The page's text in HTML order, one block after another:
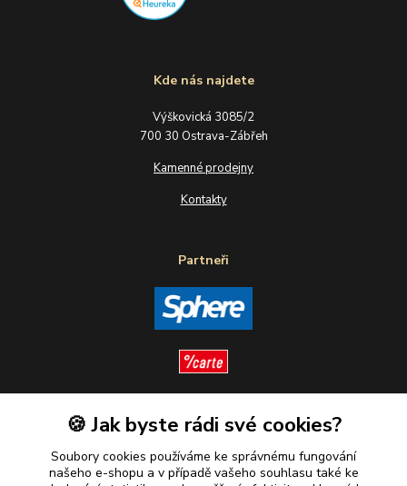
Kde nás najdete
Výškovická 3085/2
700 30 Ostrava-Zábřeh
Kamenné prodejny
Kontakty
Partneři
Sledujte nás
🍪 Jak byste rádi své cookies?
Soubory cookies používáme ke správnému fungování
našeho e-shopu a v případě vašeho souhlasu také ke